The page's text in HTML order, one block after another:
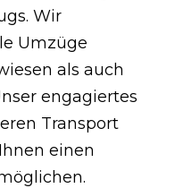
Wir
Umzüge
als auch
engagiertes
Transport
einen